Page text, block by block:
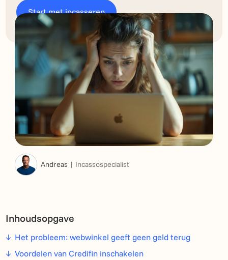
Start met incasseren
Andreas Incassospecialist
Inhoudsopgave
Het probleem: webwinkel geeft geen geld terug
Voordelen van Credifin inschakelen